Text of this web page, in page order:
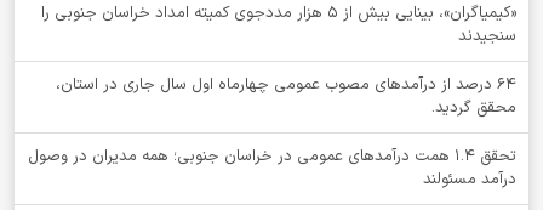
«کیمیاگران»، بینایی بیش از ۵ هزار مددجوی کمیته امداد خراسان جنوبی را
سنجیدند
64 درصد از درآمدهای مصوب عمومی چهارماه اول سال جاری در استان،
محقق گردید.
تحقق ۱.۴ همت درآمدهای عمومی در خراسان جنوبی؛ همه مدیران در وصول
درآمد مسئولند